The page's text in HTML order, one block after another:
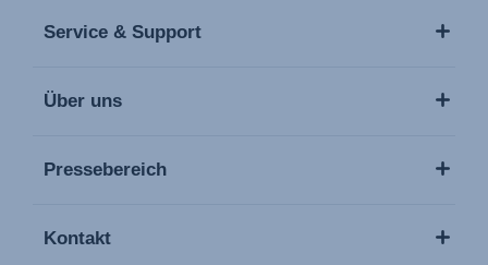
Service & Support
Über uns
Pressebereich
Kontakt